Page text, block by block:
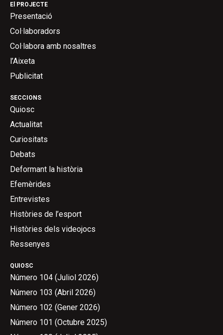
QUIOSC
Número 104 (Juliol 2026)
Número 103 (Abril 2026)
Número 102 (Gener 2026)
Número 101 (Octubre 2025)
SECCIONS
Quiosc
Actualitat
Curiositats
Debats
Deformant la història
Efemèrides
Entrevistes
Històries de l’esport
Històries dels videojocs
Ressenyes
El PROJECTE
Presentació
Col·laboradors
Col·labora amb nosaltres
l’Aixeta
Publicitat